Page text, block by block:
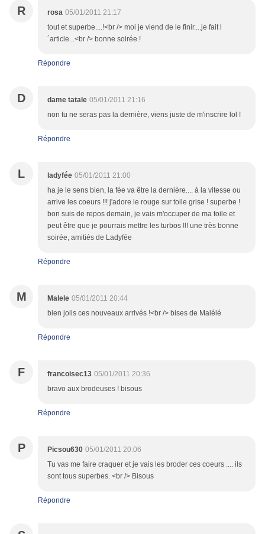
R rosa 05/01/2011 21:17
tout et superbe....!<br /> moi je viend de le finir....je fait l
´article...<br /> bonne soirée.!
Répondre
D dame tatale 05/01/2011 21:16
non tu ne seras pas la dernière, viens juste de m'inscrire lol !
Répondre
L ladyfée 05/01/2011 21:00
ha je le sens bien, la fée va être la dernière.... à la vitesse ou
arrive les coeurs !!! j'adore le rouge sur toile grise ! superbe !
bon suis de repos demain, je vais m'occuper de ma toile et
peut être que je pourrais mettre les turbos !!! une très bonne
soirée, amitiés de Ladyfée
Répondre
M Malele 05/01/2011 20:44
bien jolis ces nouveaux arrivés !<br /> bises de Malélé
Répondre
F francoisec13 05/01/2011 20:36
bravo aux brodeuses ! bisous
Répondre
P Picsou630 05/01/2011 20:06
Tu vas me faire craquer et je vais les broder ces coeurs .... ils
sont tous superbes. <br /> Bisous
Répondre